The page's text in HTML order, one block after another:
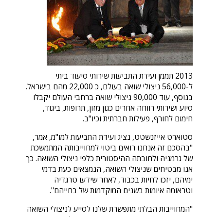
2013 תממן ועידת התביעות שירותי סיעוד ביתי
ל-56,000 ניצולי שואה בעולם, כ 22,000 מהם בישראל.
בנוסף, עוד 90,000 ניצולי שואה ברחבי העולם יקבלו
סיוע ושירותי רווחה אחרים כגון מזון, תרופות, ביגוד,
חימום לחורף, פעילות חברתית וכיו"ב.
סטוארט אייזנשטט, נציג ועידת התביעות למו"מ, אמר,
"בהסכם זה אנחנו רואים ביטוי למחוייבותה המתמשכת
של גרמניה ולחובתה ההיסטורית כלפי ניצולי השואה. כך
אנו מבטיחים שניצולי השואה, הנמצאים כעת בדמי
ימיהם, יזכו לחיות בכבוד, לאחר שידעו טרגדיה
וטראומה איומות בשנים המוקדמות של בחייהם".
"המחוייבות הבלתי מתפשרת שלנו לסייע לניצולי השואה